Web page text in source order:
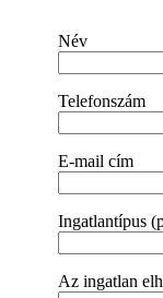
Név
Telefonszám
E-mail cím
Ingatlantípus
Az ingatlan